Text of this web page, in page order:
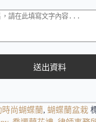
送出資料
時尚蝴蝶蘭, 蝴蝶蘭盆栽